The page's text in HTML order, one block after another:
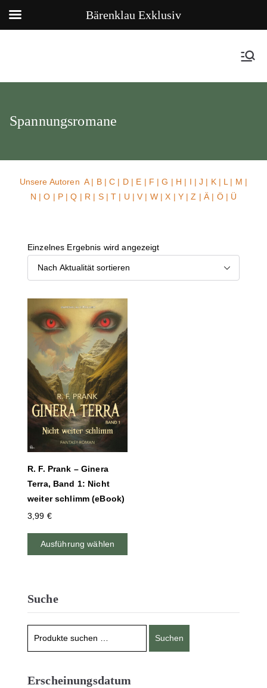
Spannungsromane
Unsere AutorenA| B|C | D| E | F |G | H | I |J | K| L | M |
N |O | P|Q | R | S|T | U | V | W| X | Y | Z | Ä | Ö | Ü
Einzelnes Ergebnis wird angezeigt
R. F. Prank – Ginera
Terra, Band 1: Nicht
weiter schlimm (eBook)
3,99 €
Ausführung wählen
Suche
Suchen
Erscheinungsdatum
Bärenklau Exklusiv